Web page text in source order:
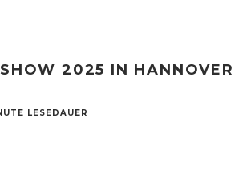
2025 IN HANNOVER
LESEDAUER